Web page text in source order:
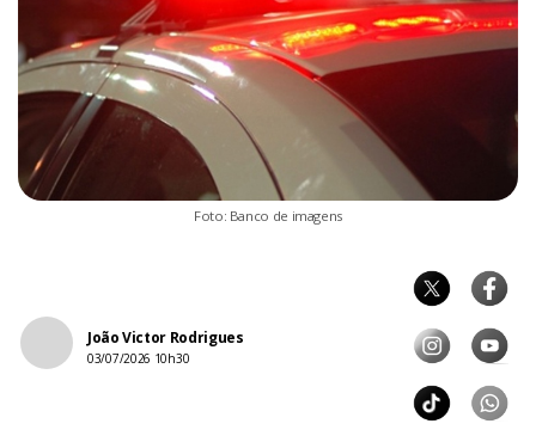
Foto: Banco de imagens
João Victor Rodrigues
03/07/2026 10h30